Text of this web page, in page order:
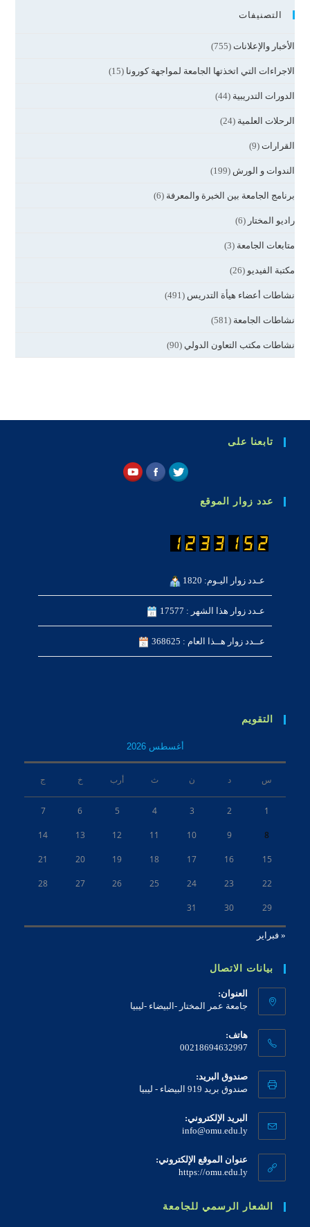
التصنيفات
الأخبار والإعلانات (755)
الاجراءات التي اتخذتها الجامعة لمواجهة كورونا (15)
الدورات التدريبية (44)
الرحلات العلمية (24)
القرارات (9)
الندوات و الورش (199)
برنامج الجامعة بين الخبرة والمعرفة (6)
راديو المختار (6)
متابعات الجامعة (3)
مكتبة الفيديو (26)
نشاطات أعضاء هيأة التدريس (491)
نشاطات الجامعة (581)
نشاطات مكتب التعاون الدولي (90)
تابعنا على
عدد زوار الموقع
عـدد زوار اليـوم: 1820
عـدد زوار هذا الشهر : 17577
عــدد زوار هــذا العام : 368625
التقويم
أغسطس 2026
س د ن ث أرب خ ج
1
2
3
4
5
6
7
8
9
10
11
12
13
14
15
16
17
18
19
20
21
22
23
24
25
26
27
28
29
30
31
« فبراير
بيانات الاتصال
العنوان:
جامعة عمر المختار -البيضاء -ليبيا
هاتف:
00218694632997
صندوق البريد:
صندوق بريد 919 البيضاء - ليبيا
البريد الإلكتروني:
info@omu.edu.ly
عنوان الموقع الإلكتروني:
https://omu.edu.ly
الشعار الرسمي للجامعة